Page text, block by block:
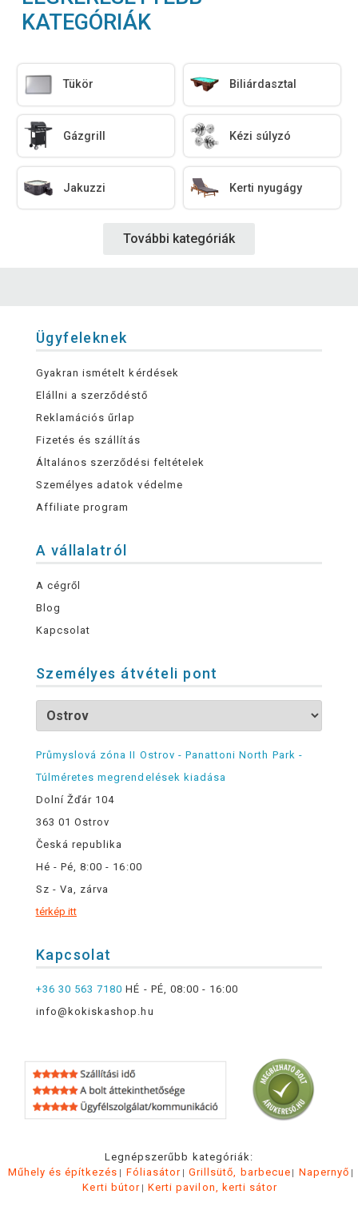
KATEGÓRIÁK
Tükör Biliárdasztal
Gázgrill Kézi súlyzó
Jakuzzi Kerti nyugágy
További kategóriák
Ügyfeleknek
Gyakran ismételt kérdések
Elállni a szerződéstő
Reklamációs űrlap
Fizetés és szállítás
Általános szerződési feltételek
Személyes adatok védelme
Affiliate program
A vállalatról
A cégről
Blog
Kapcsolat
Személyes átvételi pont
Průmyslová zóna II Ostrov - Panattoni North Park -
Túlméretes megrendelések kiadása
Dolní Žďár 104
363 01 Ostrov
Česká republika
Hé - Pé, 8:00 - 16:00
Sz - Va, zárva
térkép itt
Kapcsolat
+36 30 563 7180 HÉ - PÉ, 08:00 - 16:00
info@kokiskashop.hu
Legnépszerűbb kategóriák:
Műhely és építkezés
Fóliasátor Grillsütő, barbecue
Napernyő
Kerti bútor
Kerti pavilon, kerti sátor